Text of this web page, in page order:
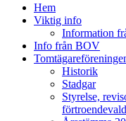
HoppaHem
Viktig info
Information
Info från BOV
Historik
Stadgar
Styrelse,